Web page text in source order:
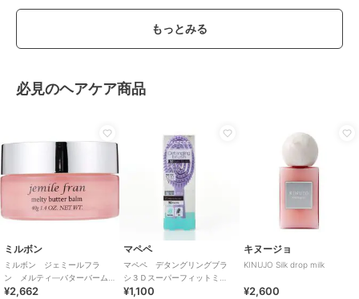
もっとみる
必見のヘアケア商品
ミルボン
ミルボン ジェミールフラ
ン メルティ―バターバーム
40ｇ
¥2,662
マペペ
マペペ デタングリングブラ
シ３Ｄスーパーフィットミ
ニ パープル
¥1,100
キヌージョ
KINUJO Silk drop milk
¥2,600